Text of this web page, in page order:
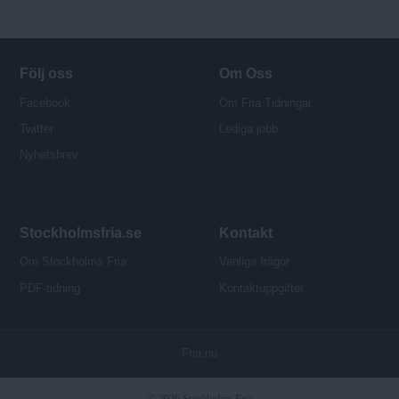
Följ oss Om Oss
Stockholmsfria.se Kontakt